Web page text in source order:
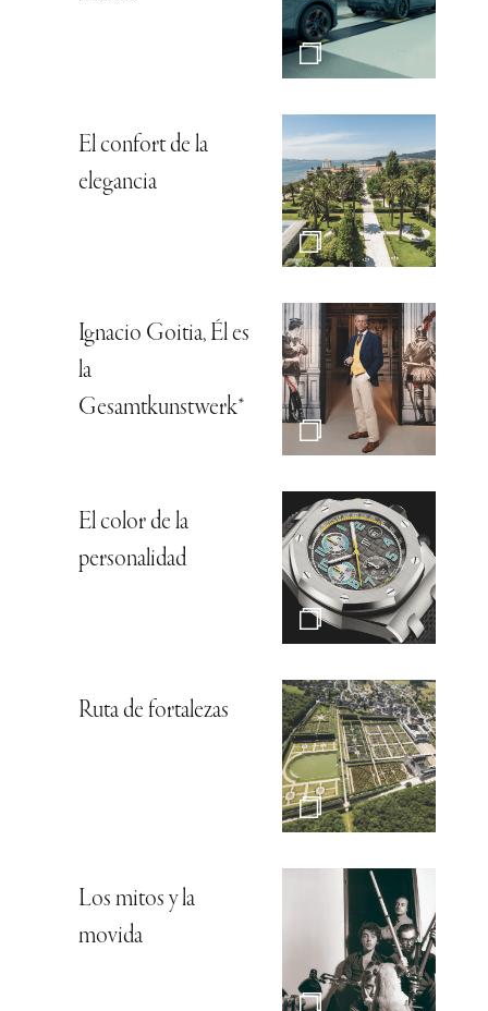
El confort de la
elegancia
Ignacio Goitia, Él es
la
Gesamtkunstwerk*
El color de la
personalidad
Ruta de fortalezas
Los mitos y la
movida